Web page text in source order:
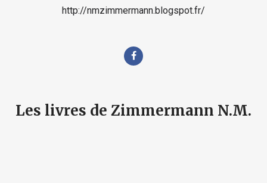
http://nmzimmermann.blogspot.fr/
Les livres de Zimmermann N.M.